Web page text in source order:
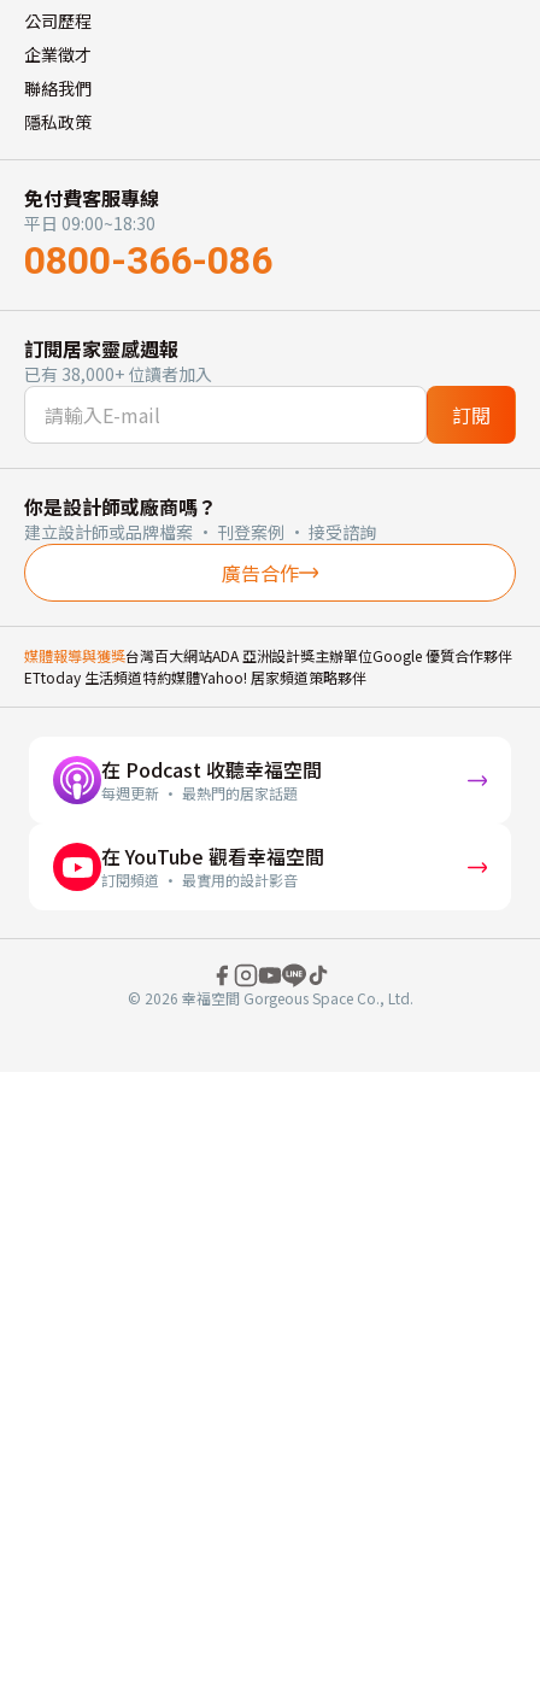
公司歷程
企業徵才
聯絡我們
隱私政策
免付費客服專線
平日 09:00~18:30
0800-366-086
訂閱居家靈感週報
已有 38,000+ 位讀者加入
訂閱
你是設計師或廠商嗎？
建立設計師或品牌檔案 · 刊登案例 · 接受諮詢
廣告合作
媒體報導與獲獎台灣百大網站ADA 亞洲設計獎主辦單位Google 優質合作夥伴
ETtoday 生活頻道特約媒體Yahoo! 居家頻道策略夥伴
在 Podcast 收聽幸福空間
每週更新 · 最熱門的居家話題
在 YouTube 觀看幸福空間
訂閱頻道 · 最實用的設計影音
© 2026 幸福空間 Gorgeous Space Co., Ltd.